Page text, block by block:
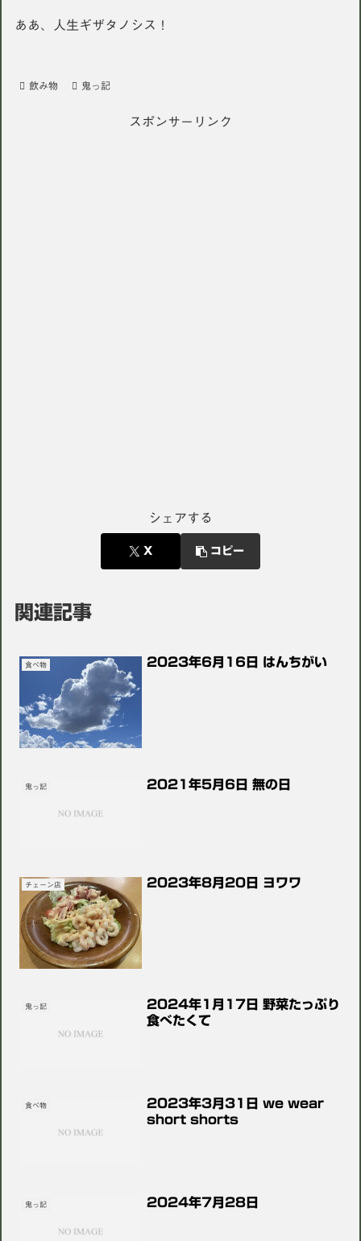
ああ、人生ギザタノシス！
飲み物 鬼っ記
スポンサーリンク
シェアする
X コピー
関連記事
食べ物 2023年6月16日 はんちがい
鬼っ記 2021年5月6日 無の日
チェーン店 2023年8月20日 ヨワワ
鬼っ記
2024年1月17日 野菜たっぷり
食べたくて
食べ物
2023年3月31日 we wear
short shorts
鬼っ記 2024年7月28日